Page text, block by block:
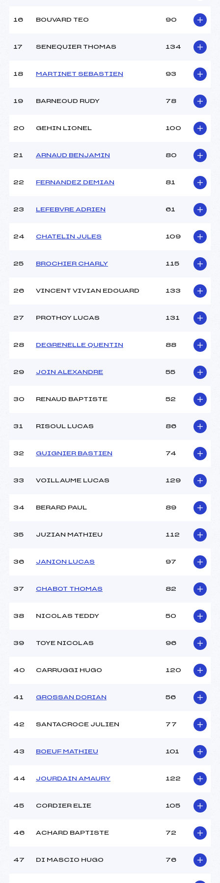
Min
16 BOUVARD TEO 90
17 SENEQUIER THOMAS 134
18 MARTINET SEBASTIEN 93
19 BARNEOUD RUDY 78
20 GEHIN LIONEL 100
21 ARNAUD BENJAMIN 80
22 FERNANDEZ DEMIAN 81
23 LEFEBVRE ADRIEN 61
24 CHATELIN JULES 109
25 BROCHIER CHARLY 115
26 VINCENT VIVIAN EDOUARD 133
27 PROTHOY LUCAS 131
28 DEGRENELLE QUENTIN 88
29 JOIN ALEXANDRE 55
30 RENAUD BAPTISTE 52
31 RISOUL LUCAS 86
32 GUIGNIER BASTIEN 74
33 VOILLAUME LUCAS 129
34 BERARD PAUL 89
35 JUZIAN MATHIEU 112
36 JANION LUCAS 97
37 CHABOT THOMAS 82
38 NICOLAS TEDDY 50
39 TOYE NICOLAS 96
40 CARRUGGI HUGO 120
41 GROSSAN DORIAN 56
42 SANTACROCE JULIEN 77
43 BOEUF MATHIEU 101
44 JOURDAIN AMAURY 122
45 CORDIER ELIE 105
46 ACHARD BAPTISTE 72
47 DI MASCIO HUGO 76